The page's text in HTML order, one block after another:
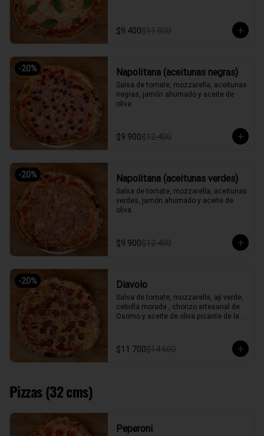
$9.400$11.800
-20% Napolitana (aceitunas negras)
Salsa de tomate, mozzarella, aceitunas
negras, jamón ahumado y aceite de
oliva.
$9.900$12.400
-20% Napolitana (aceitunas verdes)
Salsa de tomate, mozzarella, aceitunas
verdes, jamón ahumado y aceite de
oliva.
$9.900$12.400
-20% Diavolo
Salsa de tomate, mozzarella, ají verde,
cebolla morada , chorizo artesanal de
Osorno y aceite de oliva picante de la
$11.700$14.600
Pizzas (32 cms)
Peperoni